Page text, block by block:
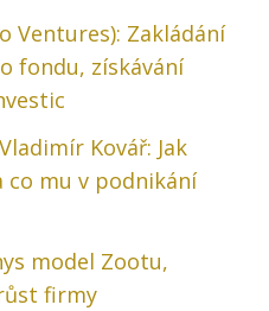
Ventures): Zakládání
fondu, získávání
Kovář: Jak
co mu v podnikání
model Zootu,
firmy